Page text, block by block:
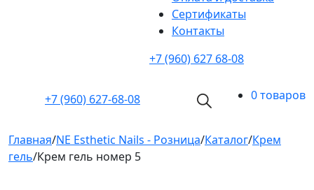
Cертификаты
Контакты
+7 (960) 627 68-08
+7 (960) 627-68-08 0 товаров
Главная/NE Esthetic Nails - Розница/Каталог/Крем
гель/Крем гель номер 5